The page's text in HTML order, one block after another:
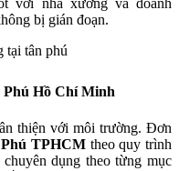
với nhà xưởng và doanh
bị gián đoạn.
Phú Hồ Chí Minh
thiện với môi trường. Đơn
TPHCM theo quy trình
dụng theo từng mục